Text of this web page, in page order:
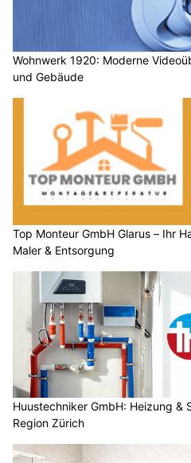
Wohnwerk 1920: Moderne
und Gebäude
Top Monteur GmbH Glarus – Ihr
Maler & Entsorgung
Huustechniker GmbH: Heizung &
Region Zürich